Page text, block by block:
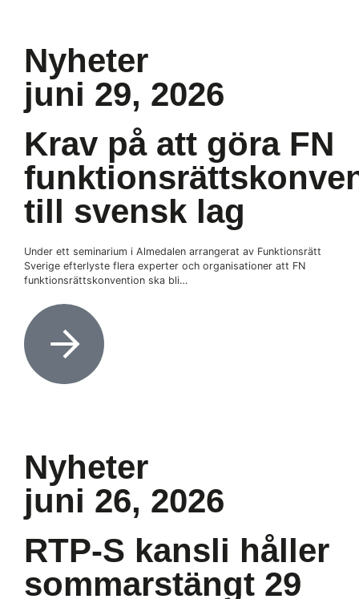
Nyheter
juni 29, 2026
Krav på att göra FN
till svensk lag
Under ett seminarium i Almedalen arrangerat av Funktionsrätt
Sverige efterlyste flera experter och organisationer att FN
funktionsrättskonvention ska bli…
Nyheter
juni 26, 2026
RTP-S kansli håller
sommarstängt 29